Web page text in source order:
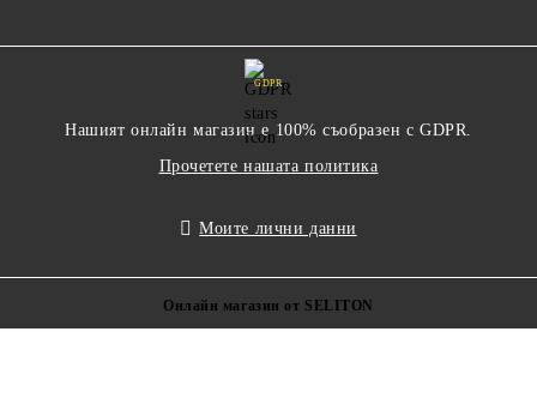
GDPR
Нашият онлайн магазин е 100% съобразен с GDPR.
Прочетете нашата политика
Моите лични данни
Онлайн магазин от SELITON